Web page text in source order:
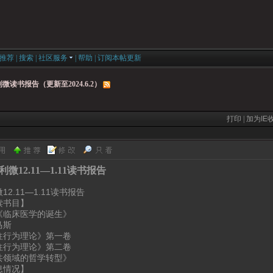
推荐 搜索 社区服务 帮助 订阅本帖更新
微读书报告（更新至2024.6.2）
打印 | 加为IE
微12.11—1.11读书报告
12.11—1.11读书报告
目】
床医学的诞生》
斯
行为理论》第一卷
行为理论》第二卷
域的哲学转型》
况】